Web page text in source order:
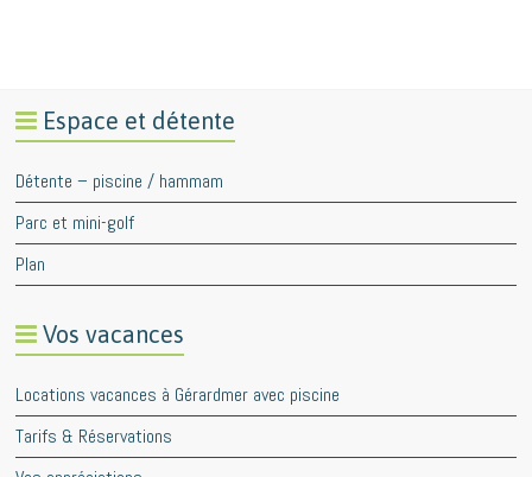
Espace et détente
Détente – piscine / hammam
Parc et mini-golf
Plan
Vos vacances
Locations vacances à Gérardmer avec piscine
Tarifs & Réservations